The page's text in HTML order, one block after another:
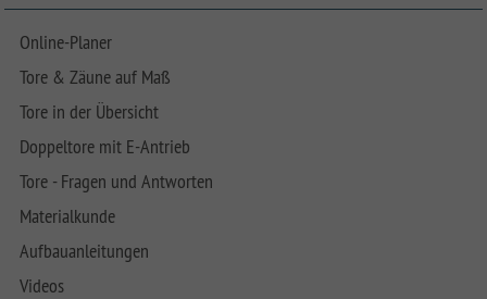
Online-Planer
Tore & Zäune auf Maß
Tore in der Übersicht
Doppeltore mit E-Antrieb
Tore - Fragen und Antworten
Materialkunde
Aufbauanleitungen
Videos